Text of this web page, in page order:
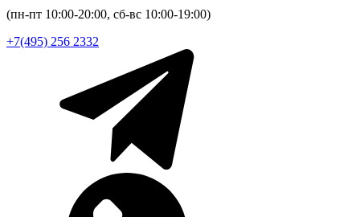
(пн-пт 10:00-20:00, сб-вс 10:00-19:00)
+7(495) 256 2332